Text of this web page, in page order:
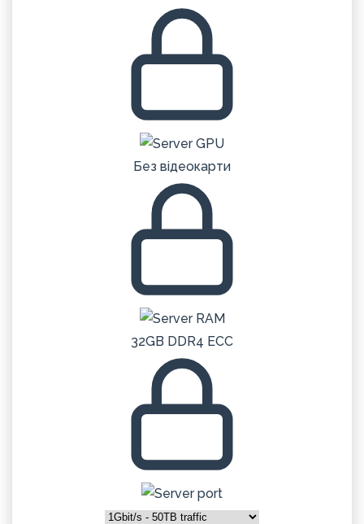
Без відеокарти
32GB DDR4 ECC